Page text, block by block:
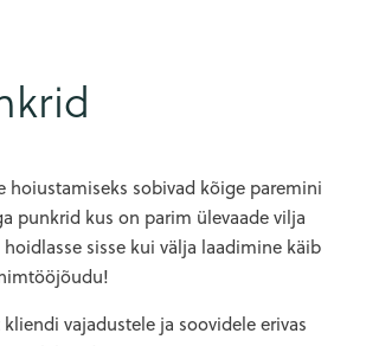
hoiustamiseks sobivad kõige paremini
punkrid kus on parim ülevaade vilja
sisse kui välja laadimine käib
vajadustele ja soovidele erivas